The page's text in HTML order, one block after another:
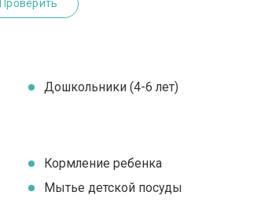
Проверить
Дошкольники (4-6 лет)
Кормление ребенка
Мытье детской посуды